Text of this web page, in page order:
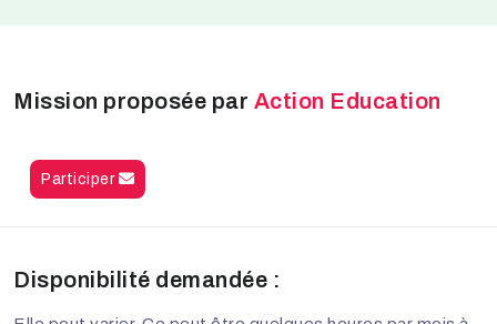
Mission proposée par Action Education
Participer
Disponibilité demandée :